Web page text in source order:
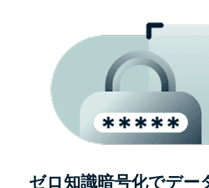
ゼロ知識暗号化でデー